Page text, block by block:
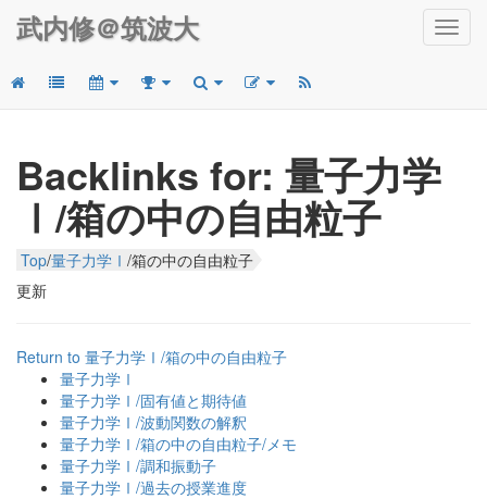
武内修＠筑波大
Backlinks for: 量子力学
Ⅰ/箱の中の自由粒子
Top/量子力学Ⅰ /箱の中の自由粒子
更新
Return to 量子力学Ⅰ/箱の中の自由粒子
量子力学Ⅰ
量子力学Ⅰ/固有値と期待値
量子力学Ⅰ/波動関数の解釈
量子力学Ⅰ/箱の中の自由粒子/メモ
量子力学Ⅰ/調和振動子
量子力学Ⅰ/過去の授業進度